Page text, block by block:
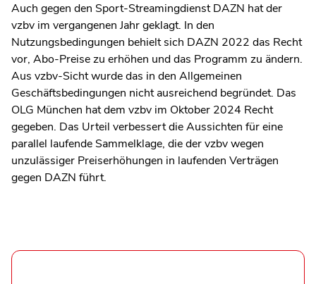
Auch gegen den Sport-Streamingdienst DAZN hat der
vzbv im vergangenen Jahr geklagt. In den
Nutzungsbedingungen behielt sich DAZN 2022 das Recht
vor, Abo-Preise zu erhöhen und das Programm zu ändern.
Aus vzbv-Sicht wurde das in den Allgemeinen
Geschäftsbedingungen nicht ausreichend begründet. Das
OLG München hat dem vzbv im Oktober 2024 Recht
gegeben. Das Urteil verbessert die Aussichten für eine
parallel laufende Sammelklage, die der vzbv wegen
unzulässiger Preiserhöhungen in laufenden Verträgen
gegen DAZN führt.